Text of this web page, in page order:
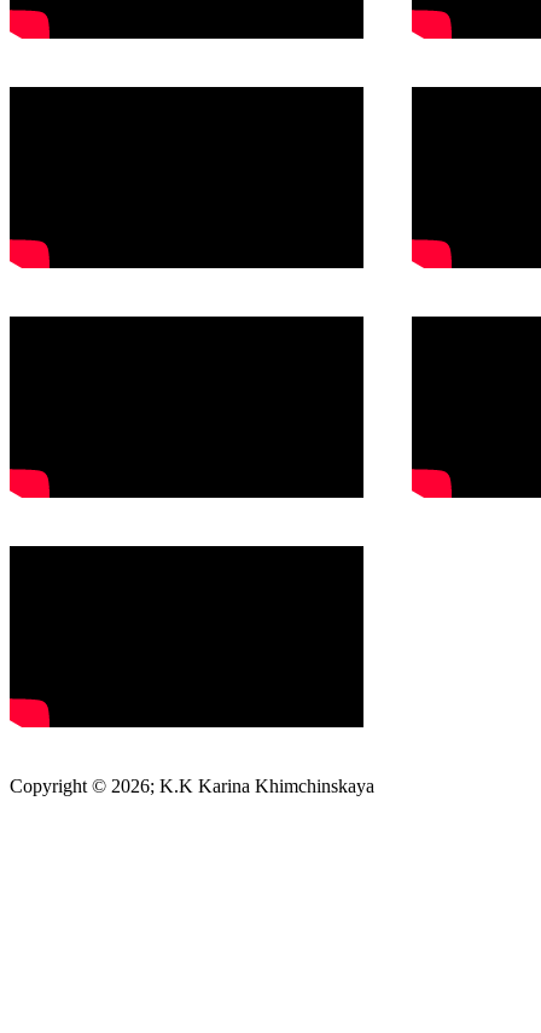
Copyright © 2026; K.K Karina Khimchinskaya